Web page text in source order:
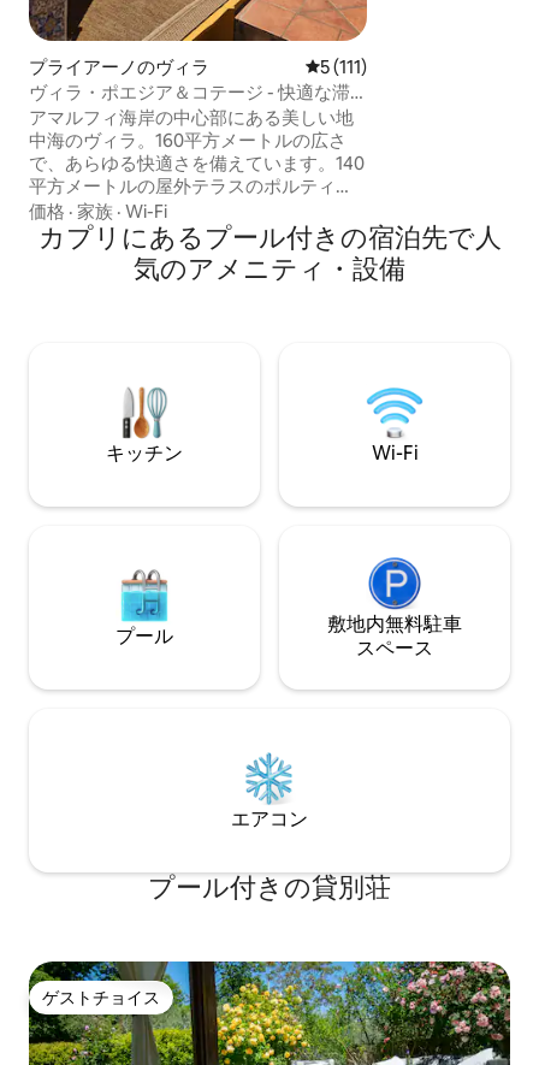
プライアーノのヴィラ レビュー111件、5つ星中5つ
5 (111)
ヴィラ・ポエジア＆コテージ - 快適な滞
在体験
アマルフィ海岸の中心部にある美しい地
中海のヴィラ。160平方メートルの広さ
で、あらゆる快適さを備えています。140
平方メートルの屋外テラスのポルティ
コ、パーゴラから海岸の景色が見えま
す。ヴィラに行くには160段の階段があり
ますが、連続してではなく、狭い路地で
中断されています。到着時と出発時に無
ご滞在中は、いつでも対応いたします。
ご要望に応じて有料駐車場をご利用いた
価格 · 家族 · Wi-Fi
カプリにあるプール付きの宿泊先で人
気のアメニティ・設備
キッチン Wi-Fi
プール
敷地内無料駐⁠車
ス⁠ペ⁠ー⁠ス
エアコン
プール付きの貸別荘
ゲストチョイス
ゲストチョイス